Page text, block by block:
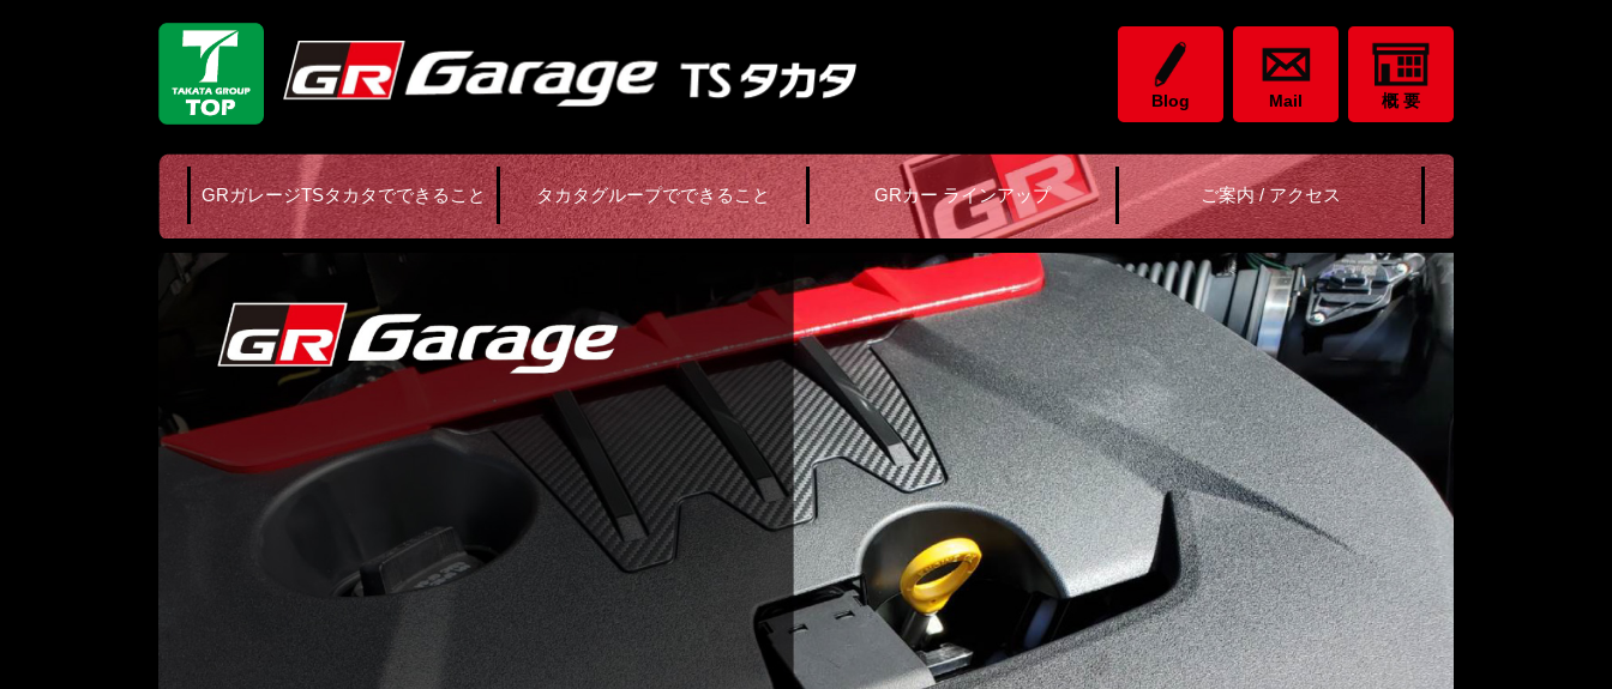
Blog Mail 概 要
GRガレージTSタカタでできること タカタグループでできること GRカー ラインアップ ご案内 / アクセス